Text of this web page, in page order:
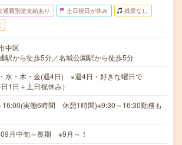
通費別途支給あり 土日祝日が休み 残業なし
中区
駅から徒歩5分／名城公園駅から徒歩5分
水・木・金(週4日) ※週4日・好きな曜日で
1日＋土日祝休み）
16:00(実働6時間 休憩1時間)※9:30～16:30勤務も
月中旬～長期 ※9月～！